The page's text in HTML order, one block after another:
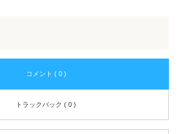
コメント ( 0 )
トラックバック ( 0 )